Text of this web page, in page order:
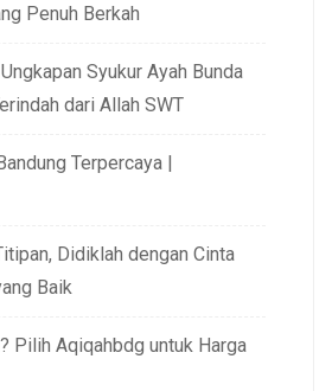
Penuh Berkah
Syukur Ayah Bunda
dari Allah SWT
Terpercaya |
Didiklah dengan Cinta
Baik
Pilih Aqiqahbdg untuk Harga